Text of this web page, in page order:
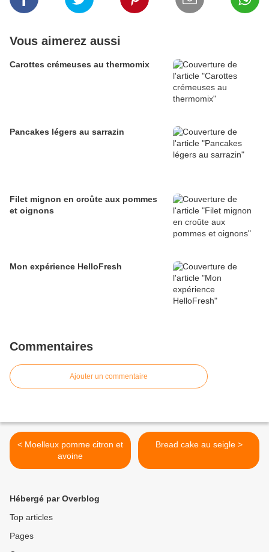
Vous aimerez aussi
Carottes crémeuses au thermomix
Pancakes légers au sarrazin
Filet mignon en croûte aux pommes
et oignons
Mon expérience HelloFresh
Commentaires
Ajouter un commentaire
< Moelleux pomme citron et
avoine
Bread cake au seigle >
Hébergé par Overblog
Top articles
Pages